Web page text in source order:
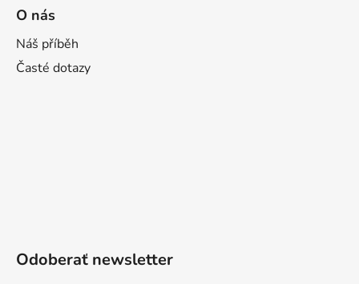
O nás
Náš příběh
Časté dotazy
Odoberať newsletter